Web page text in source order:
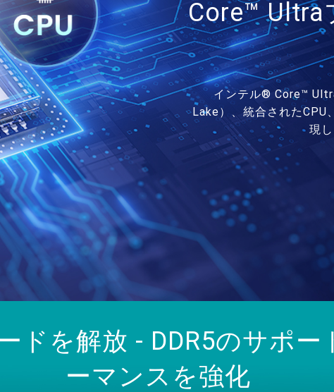
Core™ Ultra
インテル® Core™
Lake）、統合されたCPU
現
ドを解放 - DDR5のサポー
ーマンスを強化